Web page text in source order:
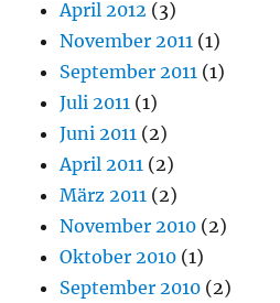
April 2012 (3)
November 2011 (1)
September 2011 (1)
Juli 2011 (1)
Juni 2011 (2)
April 2011 (2)
März 2011 (2)
November 2010 (2)
Oktober 2010 (1)
September 2010 (2)